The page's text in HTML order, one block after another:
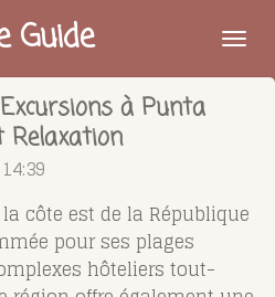
Guide
à Punta
Relaxation
côte est de la République
pour ses plages
hôteliers tout-